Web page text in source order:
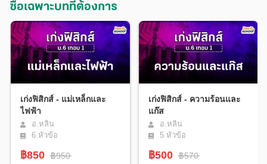
ซื้อเฉพาะบทที่ต้องการ
เก่งฟิสิกส์ - แม่เหล็กและ
ไฟฟ้า
อ.หลิน
6หัวข้อ
฿850 ฿950
เก่งฟิสิกส์ - ความร้อนและ
แก๊ส
อ.หลิน
5หัวข้อ
฿500 ฿570